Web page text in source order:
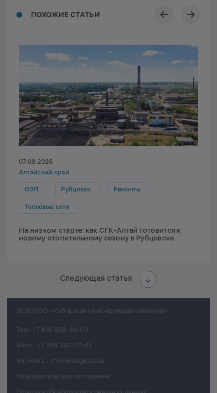
ПОХОЖИЕ СТАТЬИ
07.08.2026
Алтайский край
ОЗП Рубцовск Ремонты
Тепловые сети
На низком старте: как СГК-Алтай готовится к
новому отопительному сезону в Рубцовске
Следующая статья
2026 ООО «Сибирская генерирующая компания»
Тел.: +7 495 258-83-00
Факс.: +7 495 363-27-81
Эл. почта.: office@sibgenco.ru
Пользовательское соглашение